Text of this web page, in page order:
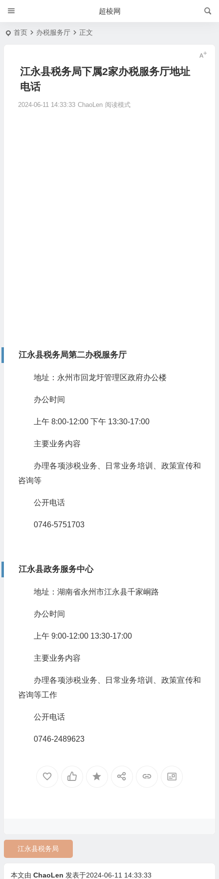
超棱网
首页 办税服务厅 正文
江永县税务局下属2家办税服务厅地址
电话
2024-06-11 14:33:33 ChaoLen 阅读模式
江永县税务局第二办税服务厅
地址：永州市回龙圩管理区政府办公楼
办公时间
上午 8:00-12:00 下午 13:30-17:00
主要业务内容
办理各项涉税业务、日常业务培训、政策宣传和
咨询等
公开电话
0746-5751703
江永县政务服务中心
地址：湖南省永州市江永县千家峒路
办公时间
上午 9:00-12:00 13:30-17:00
主要业务内容
办理各项涉税业务、日常业务培训、政策宣传和
咨询等工作
公开电话
0746-2489623
江永县税务局
本文由 ChaoLen 发表于2024-06-11 14:33:33